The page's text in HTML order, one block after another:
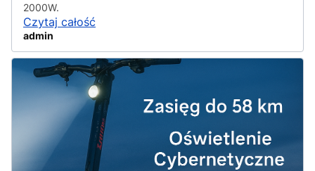
2000W.
Czytaj całość
admin